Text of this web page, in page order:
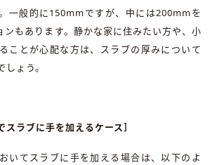
一般的に150mmですが、中には200mmを
ンもあります。静かな家に住みたい方や、小
ことが心配な方は、スラブの厚みについて
ょう。
スラブに手を加えるケース］
いてスラブに手を加える場合は、以下のよ